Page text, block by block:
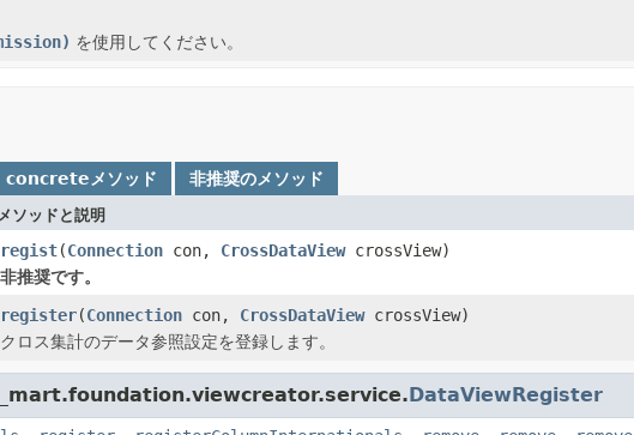
を使用してください。
concreteメソッド 非推奨のメソッド
メソッドと説明
regist(Connection con, CrossDataViewcrossView)
非推奨です。
register(Connection con, CrossDataViewcrossView)
クロス集計のデータ参照設定を登録します。
DataViewRegister